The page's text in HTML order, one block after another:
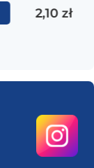
2,10 zł